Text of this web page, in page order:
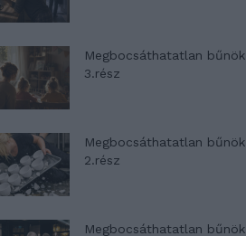
Megbocsáthatatlan bűnök
3.rész
Megbocsáthatatlan bűnök
2.rész
Megbocsáthatatlan bűnök